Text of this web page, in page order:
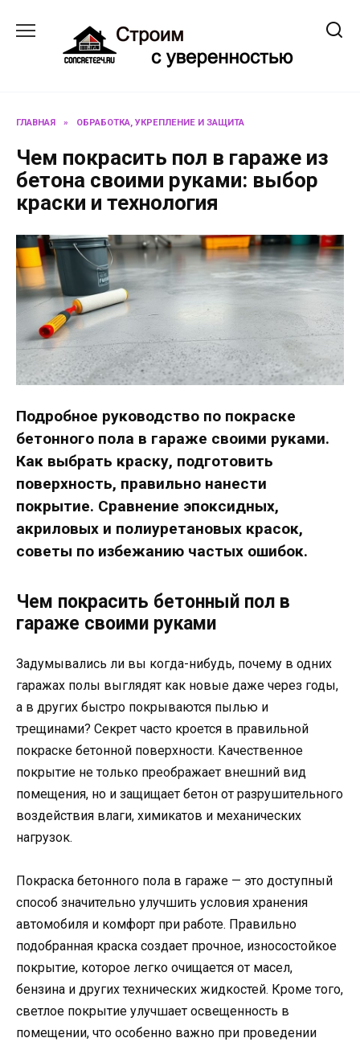
содержанию
ГЛАВНАЯ » ОБРАБОТКА, УКРЕПЛЕНИЕ И ЗАЩИТА
Чем покрасить пол в гараже из
бетона своими руками: выбор
краски и технология
Подробное руководство по покраске
бетонного пола в гараже своими руками.
Как выбрать краску, подготовить
поверхность, правильно нанести
покрытие. Сравнение эпоксидных,
акриловых и полиуретановых красок,
советы по избежанию частых ошибок.
Чем покрасить бетонный пол в
гараже своими руками
Задумывались ли вы когда-нибудь, почему в одних
гаражах полы выглядят как новые даже через годы,
а в других быстро покрываются пылью и
трещинами? Секрет часто кроется в правильной
покраске бетонной поверхности. Качественное
покрытие не только преображает внешний вид
помещения, но и защищает бетон от разрушительного
воздействия влаги, химикатов и механических
нагрузок.
Покраска бетонного пола в гараже — это доступный
способ значительно улучшить условия хранения
автомобиля и комфорт при работе. Правильно
подобранная краска создает прочное, износостойкое
покрытие, которое легко очищается от масел,
бензина и других технических жидкостей. Кроме того,
светлое покрытие улучшает освещенность в
помещении, что особенно важно при проведении